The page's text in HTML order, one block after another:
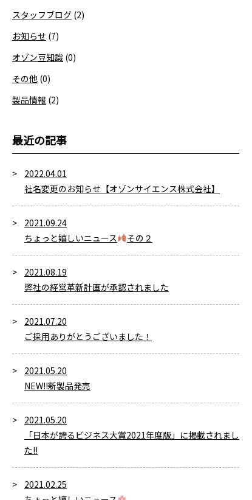
スタッフブログ (2)
お知らせ (7)
オゾン豆知識 (0)
その他 (0)
製品情報 (2)
最近の記事
2022.04.01
社名変更のお知らせ【オゾンサイエンス株式会社】
2021.09.24
ちょっと嬉しいニュース
その２
2021.08.19
弊社の経営革新計画が承認されました
2021.07.20
ご採用ありがとうございました！
2021.05.20
NEW!!新製品発売
2021.05.20
「日本が誇るビジネス大賞2021年度版」に掲載されまし
た!!
2021.02.25